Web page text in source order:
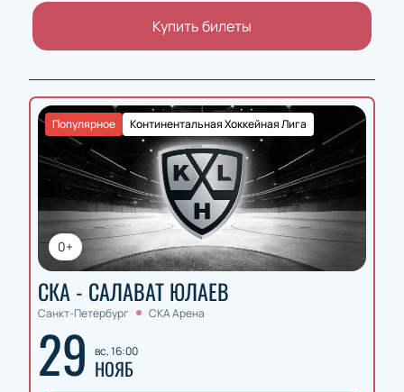
Купить билеты
0+
Континентальная Хоккейная Лига
Популярное
СКА - САЛАВАТ ЮЛАЕВ
Санкт-Петербург СКА Арена
29 вс, 16:00
НОЯБ